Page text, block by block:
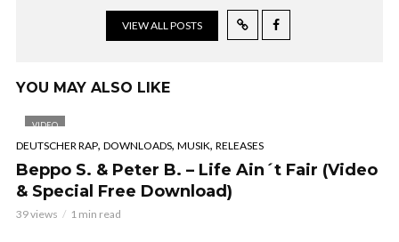
VIEW ALL POSTS
YOU MAY ALSO LIKE
VIDEO
DEUTSCHER RAP, DOWNLOADS, MUSIK, RELEASES
Beppo S. & Peter B. – Life Ain´t Fair (Video
& Special Free Download)
39 views 1 min read